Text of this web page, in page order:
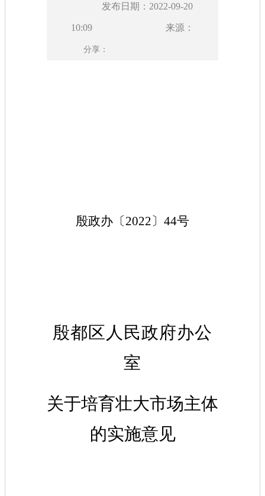
发布日期：2022-09-20
10:09 来源：
分享：
殷政办 〔2022〕 44号
殷都区人民政府办公
室
关于培育壮大市场主体
的实施意见